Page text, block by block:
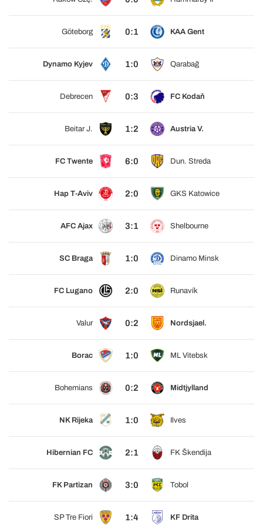
Göteborg 0:1 KAA Gent
Dynamo Kyjev 1:0 Qarabağ
Debrecen 0:3 FC Kodaň
Beitar J. 1:2 Austria V.
FC Twente 6:0 Dun. Streda
Hap T-Aviv 2:0 GKS Katowice
AFC Ajax 3:1 Shelbourne
SC Braga 1:0 Dinamo Minsk
FC Lugano 2:0 Runavík
Valur 0:2 Nordsjael.
Borac 1:0 ML Vitebsk
Bohemians 0:2 Midtjylland
NK Rijeka 1:0 Ilves
Hibernian FC 2:1 FK Škendija
FK Partizan 3:0 Tobol
SP Tre Fiori 1:4 KF Drita